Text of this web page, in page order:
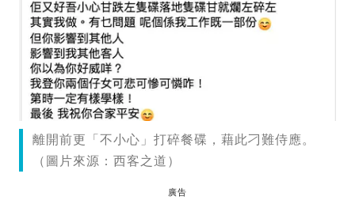
離開前更「不小心」打碎餐碟，藉此刁難侍應。
（圖片來源：西客之道）
廣告